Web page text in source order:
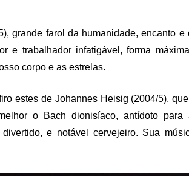
grande farol da humanidade, encanto e
e trabalhador infatigável, forma
corpo e as estrelas.
estes de Johannes Heisig (2004/5),
o Bach dionisíaco, antídoto para
e notável cervejeiro. Sua